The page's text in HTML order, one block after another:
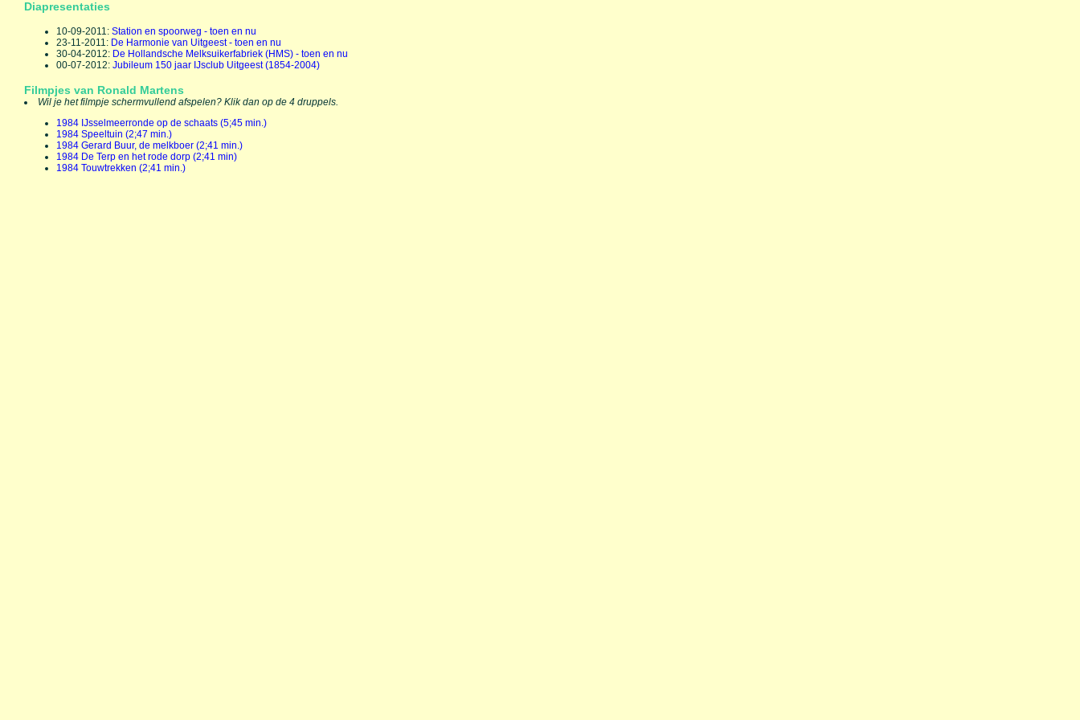
Diapresentaties
10-09-2011: Station en spoorweg - toen en nu
23-11-2011: De Harmonie van Uitgeest - toen en nu
30-04-2012: De Hollandsche Melksuikerfabriek (HMS) - toen en nu
00-07-2012: Jubileum 150 jaar IJsclub Uitgeest (1854-2004)
Filmpjes van Ronald Martens
Wil je het filmpje schermvullend afspelen? Klik dan op de 4 druppels.
1984 IJsselmeerronde op de schaats (5;45 min.)
1984 Speeltuin (2;47 min.)
1984 Gerard Buur, de melkboer (2;41 min.)
1984 De Terp en het rode dorp (2;41 min)
1984 Touwtrekken (2;41 min.)